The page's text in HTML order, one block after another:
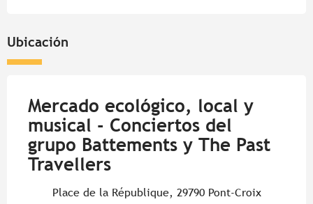
Ubicación
Mercado ecológico, local y
musical - Conciertos del
grupo Battements y The Past
Travellers
Place de la République, 29790 Pont-Croix